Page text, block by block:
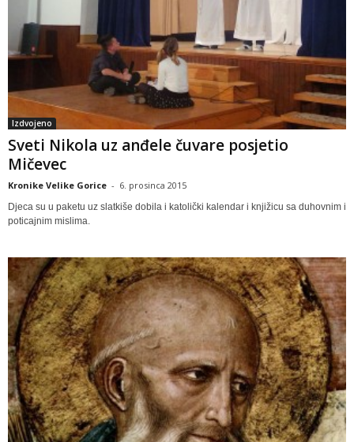
Izdvojeno
Sveti Nikola uz anđele čuvare posjetio
Mičevec
Kronike Velike Gorice - 6. prosinca 2015
Djeca su u paketu uz slatkiše dobila i katolički kalendar i knjižicu sa duhovnim i
poticajnim mislima.